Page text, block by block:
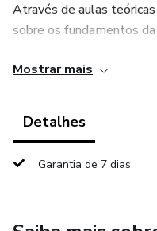
Através de aulas
sobre os fundamentos
Criptografados. Além
dificuldade de mineração
evolução do mercado,
Mostrar mais
Detalhes
Garantia de 7 dias